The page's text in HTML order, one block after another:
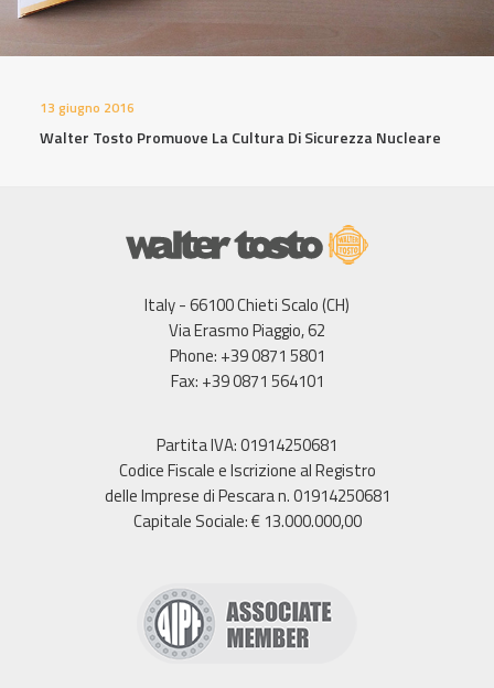
13 giugno 2016
Walter Tosto Promuove La Cultura Di Sicurezza Nucleare
Italy - 66100 Chieti Scalo (CH)
Via Erasmo Piaggio, 62
Phone: +39 0871 5801
Fax: +39 0871 564101
Partita IVA: 01914250681
Codice Fiscale e Iscrizione al Registro
delle Imprese di Pescara n. 01914250681
Capitale Sociale: € 13.000.000,00